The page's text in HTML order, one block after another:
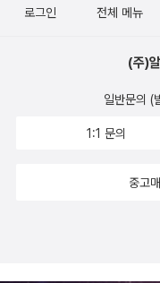
공부했음. 결과적으론 첫
겠지만..사면 클라라 강의
진짜 유명한 거에 비해 너
그렇게까지 빡세게 외우
수준? 어느정도로 말해야
로그인 전체 메뉴
(주)
일반문의 (
1:1 문의
중고